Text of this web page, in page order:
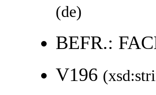
(de)
BEFR.:
V196